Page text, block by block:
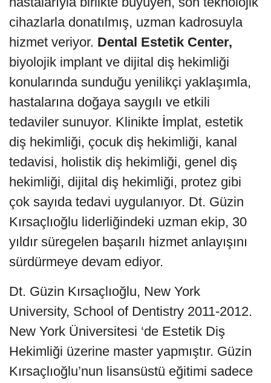
cihazlarla donatılmış, uzman kadrosuyla
hizmet veriyor. Dental Estetik Center,
biyolojik implant ve dijital diş hekimliği
konularında sunduğu yenilikçi yaklaşımla,
hastalarına doğaya saygılı ve etkili
tedaviler sunuyor. Klinikte İmplat, estetik
diş hekimliği, çocuk diş hekimliği, kanal
tedavisi, holistik diş hekimliği, genel diş
hekimliği, dijital diş hekimliği, protez gibi
çok sayıda tedavi uygulanıyor. Dt. Güzin
Kırsaçlıoğlu liderliğindeki uzman ekip, 30
yıldır süregelen başarılı hizmet anlayışını
sürdürmeye devam ediyor.
Dt. Güzin Kırsaçlıoğlu, New York
University, School of Dentistry 2011-2012.
New York Üniversitesi ‘de Estetik Diş
Hekimliği üzerine master yapmıştır. Güzin
Kırsaçlıoğlu’nun lisansüstü eğitimi sadece